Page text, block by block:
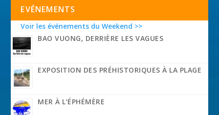
EVÉNEMENTS
Voir les événements du Weekend >>
BAO VUONG, DERRIÈRE LES VAGUES
EXPOSITION DES PRÉHISTORIQUES À LA PLAGE
MER À L’ÉPHÉMÈRE